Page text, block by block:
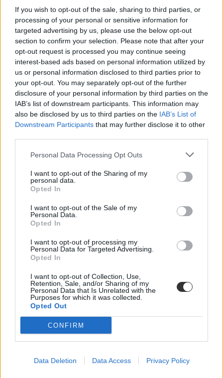
If you wish to opt-out of the sale, sharing to third parties, or
processing of your personal or sensitive information for
targeted advertising by us, please use the below opt-out
section to confirm your selection. Please note that after your
opt-out request is processed you may continue seeing
interest-based ads based on personal information utilized by
us or personal information disclosed to third parties prior to
your opt-out. You may separately opt-out of the further
disclosure of your personal information by third parties on the
IAB’s list of downstream participants. This information may
also be disclosed by us to third parties on the IAB’s List of
Downstream Participants that may further disclose it to other
Personal Data Processing Opt Outs
I want to opt-out of the Sharing of my
personal data.
Opted In
I want to opt-out of the Sale of my
Personal Data.
Opted In
I want to opt-out of processing my
Personal Data for Targeted Advertising.
Opted In
I want to opt-out of Collection, Use,
Retention, Sale, and/or Sharing of my
Personal Data that Is Unrelated with the
Purposes for which it was collected.
Opted Out
CONFIRM
Data Deletion Data Access Privacy Policy
privatizáció
kutatóhálózat